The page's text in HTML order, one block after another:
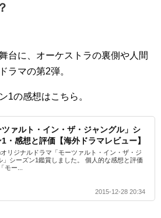
台に、オーケストラの裏側や人間
ラマの第2弾。
1の感想はこちら。
ツァルト・イン・ザ・ジャングル」シ
・感想と評価【海外ドラマレビュー】
リジナルドラマ「モーツァルト・イン・ザ・ジ
」シーズン1鑑賞しました。 個人的な感想と評価
モー...
2015-12-28 20:34